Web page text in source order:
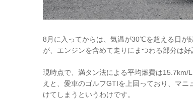
8月に入ってからは、気温が30℃を超える日が
が、エンジンを含めて走りにまつわる部分は
現時点で、満タン法による平均燃費は
えと、愛車のゴルフGTIを上回っており、マ
けてしまうというわけです。